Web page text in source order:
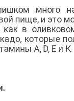
много
пище, и это
в
которые
A, D, Е и К.